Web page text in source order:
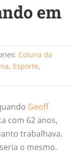
em
Coluna da
, Esporte,
Geoff
com 62 anos,
trabalhava.
o mesmo.